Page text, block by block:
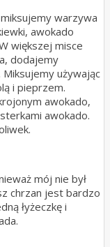
warzywa
awokado
większej misce
dodajemy
używając
i pieprzem.
awokado,
awokado.
mój nie był
chrzan jest bardzo
łyżeczkę i